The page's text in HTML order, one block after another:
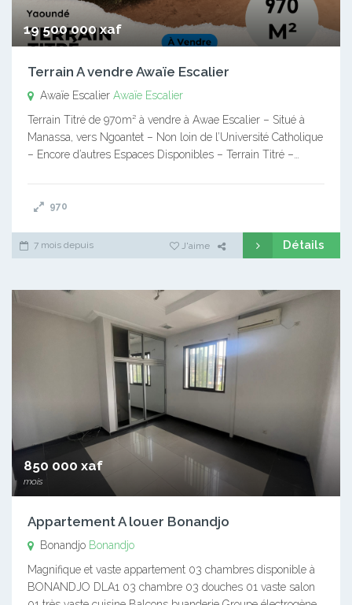
19 500 000 xaf
Terrain A vendre Awaïe Escalier
Awaïe Escalier Awaïe Escalier
Terrain Titré de 970m² à vendre à Awae Escalier – Situé à
Manassa, vers Ngoantet – Non loin de l’Université Catholique
– Encore d’autres Espaces Disponibles – Terrain Titré –…
970
7 mois depuis J'aime Détails
850 000 xaf
mois
Appartement A louer Bonandjo
Bonandjo Bonandjo
Magnifique et vaste appartement 03 chambres disponible à
BONANDJO DLA1 03 chambre 03 douches 01 vaste salon